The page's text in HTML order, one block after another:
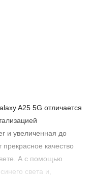
A25 5G отличается
и увеличенная до
качество
А с помощью
света и,